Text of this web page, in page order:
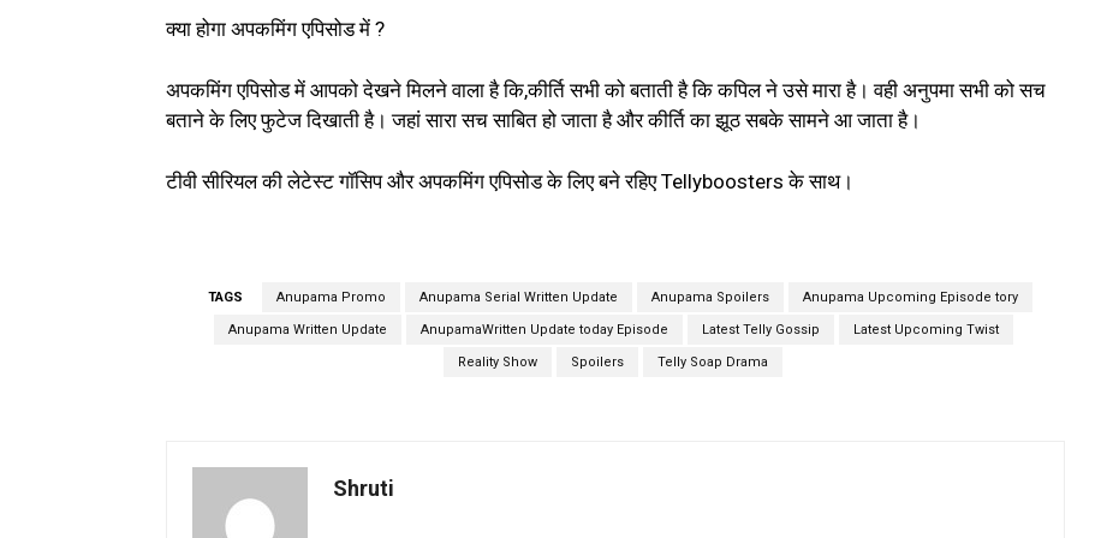
क्या होगा अपकमिंग एपिसोड में ?
अपकमिंग एपिसोड में आपको देखने मिलने वाला है कि,कीर्ति सभी को बताती है कि कपिल ने उसे मारा है। वही अनुपमा सभी को सच
बताने के लिए फुटेज दिखाती है। जहां सारा सच साबित हो जाता है और कीर्ति का झूठ सबके सामने आ जाता है।
टीवी सीरियल की लेटेस्ट गॉसिप और अपकमिंग एपिसोड के लिए बने रहिए Tellyboosters के साथ।
TAGS Anupama Promo Anupama Serial Written Update Anupama Spoilers Anupama Upcoming Episode tory
Anupama Written Update AnupamaWritten Update today Episode Latest Telly Gossip Latest Upcoming Twist
Reality Show Spoilers Telly Soap Drama
Shruti